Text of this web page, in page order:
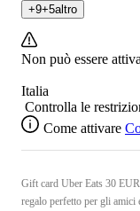
+9+5altro
Non può essere
Italia
Controlla le
Come attivare
Gift card Uber Eats 30
regalo perfetto per gli amici